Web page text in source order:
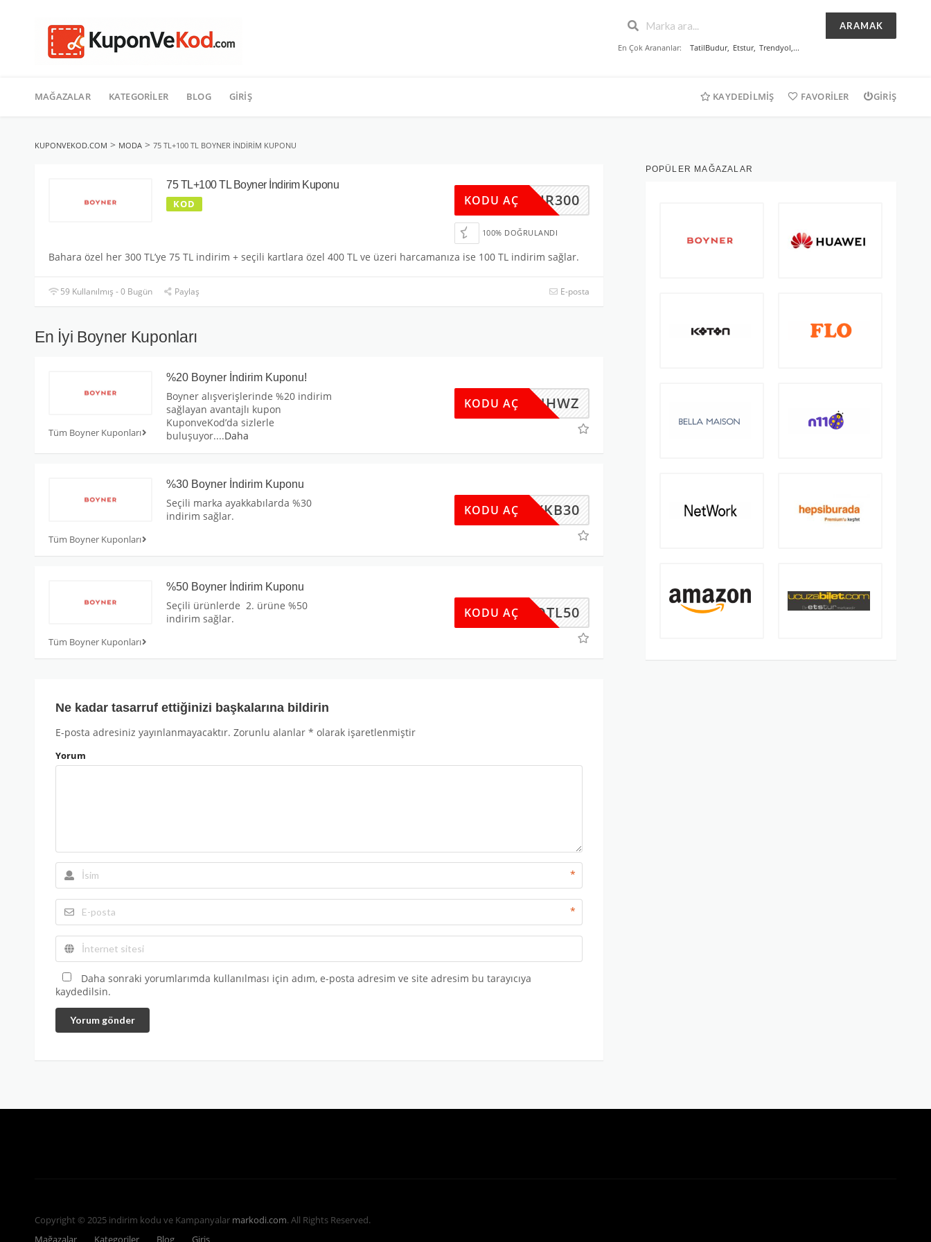
ARAMAK
En Çok Arananlar: TatilBudur, Etstur, Trendyol,...
geç
MAĞAZALAR KATEGORILER BLOG GIRIŞ KAYDEDILMIŞ FAVORILER GIRIŞ
KUPONVEKOD.COM > MODA > 75 TL+100 TL BOYNER İNDIRIM KUPONU
75 TL+100 TL Boyner İndirim Kuponu
KOD BHR300
KODU AÇ
100% DOĞRULANDI
Bahara özel her 300 TL’ye 75 TL indirim + seçili kartlara özel 400 TL ve üzeri harcamanıza ise 100 TL indirim sağlar.
59 Kullanılmış - 0 Bugün Paylaş E-posta
En İyi Boyner Kuponları
Tüm Boyner Kuponları
%20 Boyner İndirim Kuponu!
Boyner alışverişlerinde %20 indirim
sağlayan avantajlı kupon
KuponveKod’da sizlerle
buluşuyor....Daha
87BFNHWZ
KODU AÇ
Tüm Boyner Kuponları
%30 Boyner İndirim Kuponu
Seçili marka ayakkabılarda %30
indirim sağlar.
AYKB30
KODU AÇ
Tüm Boyner Kuponları
%50 Boyner İndirim Kuponu
Seçili ürünlerde 2. ürüne %50
indirim sağlar.
OTL50
KODU AÇ
Ne kadar tasarruf ettiğinizi başkalarına bildirin
E-posta adresiniz yayınlanmayacaktır. Zorunlu alanlar * olarak işaretlenmiştir
Yorum
*
*
Daha sonraki yorumlarımda kullanılması için adım, e-posta adresim ve site adresim bu tarayıcıya
kaydedilsin.
Yorum gönder
POPÜLER MAĞAZALAR
Copyright © 2025 indirim kodu ve Kampanyalar markodi.com. All Rights Reserved.